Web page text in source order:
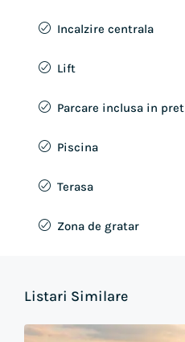
Incalzire centrala
Lift
Parcare inclusa in pret
Piscina
Terasa
Zona de gratar
Listari Similare